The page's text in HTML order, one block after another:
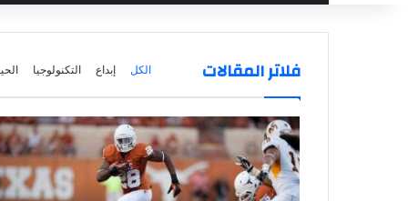
فلاتر المقالات الكل إبداع التكنولوجيا